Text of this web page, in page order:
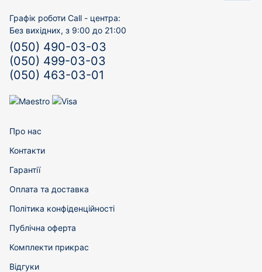
Графік роботи Call - центра:
Без вихідних, з 9:00 до 21:00
(050) 490-03-03
(050) 499-03-03
(050) 463-03-01
Про нас
Контакти
Гарантії
Оплата та доставка
Політика конфіденційності
Публічна оферта
Комплекти прикрас
Відгуки